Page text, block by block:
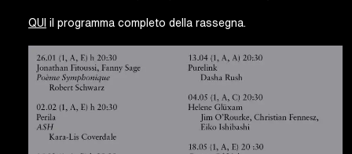
QUI il programma completo della rassegna.